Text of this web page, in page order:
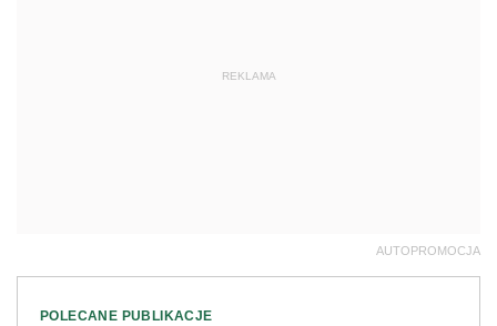
REKLAMA
AUTOPROMOCJA
POLECANE PUBLIKACJE